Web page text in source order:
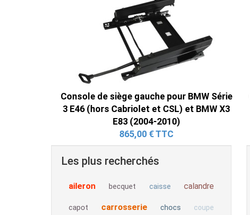
Console de siège gauche pour BMW Série
3 E46 (hors Cabriolet et CSL) et BMW X3
E83 (2004-2010)
865,00 € TTC
Les plus recherchés
aileron becquet caisse calandre
capot carrosserie chocs coupe